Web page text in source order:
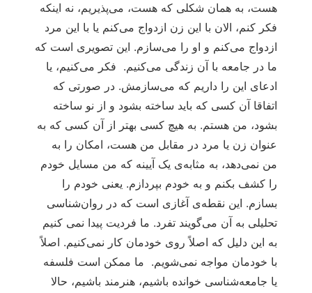
هست، به همان شکلی که هست، می‌پذیریم، نه اینکه
فکر کنم، الان با این زن ازدواج می‌کنم یا با این مرد
ازدواج می‌کنم و او را می‌سازم. این تصویری است که
ما در جامعه با آن زندگی می‌کنیم. فکر می‌کنیم، یا
ادعای این را داریم که می‌سازمش. در صورتی که
اتفاقا آن کسی که باید ساخته بشود و از نو ساخته
بشود، من هستم. به هیچ کسی بهتر از آن کسی که به
عنوان زن یا مرد در مقابل من هست، امکان را به
من نمی‌دهد، به مثابه‌ی یک آیینه که من مسایل خودم
را کشف بکنم و به خودم بپردازم. یعنی خودم را
بسازم. این نقطه‌ی آغازی است که در روان‌شناسی
تحلیلی به آن می‌گویند تفرد. ما فردیت پیدا نمی کنیم
به این دلیل که اصلاً روی خودمان کار نمی‌کنیم. اصلاً
با خودمان مواجه نمی‌شویم. ما ممکن است فلسفه
یا جامعه‌شناسی خوانده باشیم، هنرمند باشیم، حالا